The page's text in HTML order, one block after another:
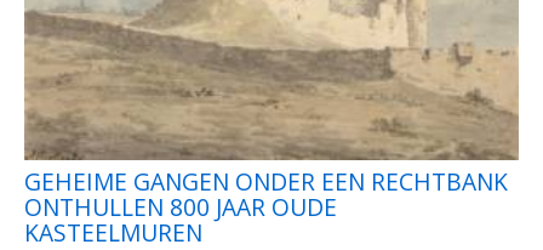
GEHEIME GANGEN ONDER EEN RECHTBANK
ONTHULLEN 800 JAAR OUDE
KASTEELMUREN